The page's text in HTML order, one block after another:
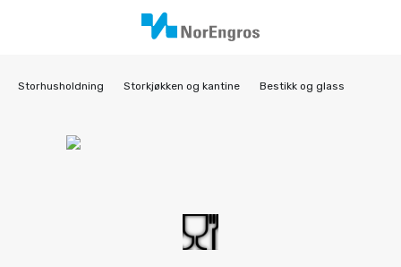
Storhusholdning Storkjøkken og kantine Bestikk og glass